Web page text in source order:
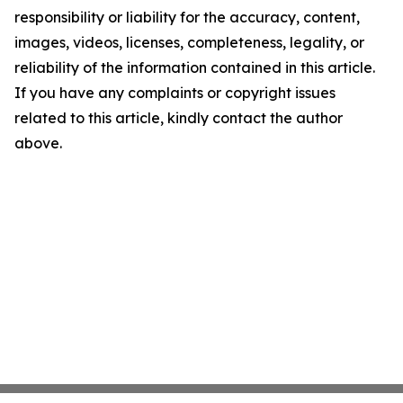
responsibility or liability for the accuracy, content,
images, videos, licenses, completeness, legality, or
reliability of the information contained in this article.
If you have any complaints or copyright issues
related to this article, kindly contact the author
above.